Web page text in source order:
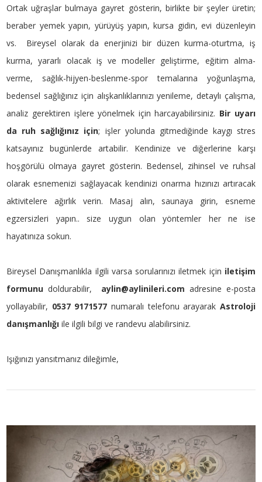
Ortak uğraşlar bulmaya gayret gösterin, birlikte bir şeyler üretin;
beraber yemek yapın, yürüyüş yapın, kursa gidin, evi düzenleyin
vs. Bireysel olarak da enerjinizi bir düzen kurma-oturtma, iş
kurma, yararlı olacak iş ve modeller geliştirme, eğitim alma-
verme, sağlık-hijyen-beslenme-spor temalarına yoğunlaşma,
bedensel sağlığınız için alışkanlıklarınızı yenileme, detaylı çalışma,
analiz gerektiren işlere yönelmek için harcayabilirsiniz. Bir uyarı
da ruh sağlığınız için; işler yolunda gitmediğinde kaygı stres
katsayınız bugünlerde artabilir. Kendinize ve diğerlerine karşı
hoşgörülü olmaya gayret gösterin. Bedensel, zihinsel ve ruhsal
olarak esnemenizi sağlayacak kendinizi onarma hızınızı artıracak
aktivitelere ağırlık verin. Masaj alın, saunaya girin, esneme
egzersizleri yapın.. size uygun olan yöntemler her ne ise
hayatınıza sokun.
Bireysel Danışmanlıkla ilgili varsa sorularınızı iletmek için iletişim
formunu doldurabilir, aylin@aylinileri.com adresine e-posta
yollayabilir, 0537 9171577 numaralı telefonu arayarak Astroloji
danışmanlığı ile ilgili bilgi ve randevu alabilirsiniz.
Işığınızı yansıtmanız dileğimle,